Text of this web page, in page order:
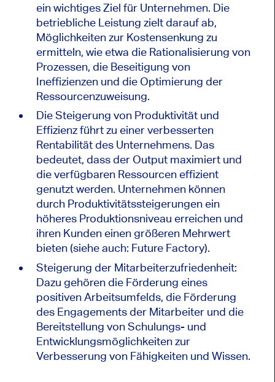
ein wichtiges Ziel für Unternehmen. Die
betriebliche Leistung zielt darauf ab,
Möglichkeiten zur Kostensenkung zu
ermitteln, wie etwa die Rationalisierung von
Prozessen, die Beseitigung von
Ineffizienzen und die Optimierung der
Ressourcenzuweisung.
Die Steigerung von Produktivität und
Effizienz führt zu einer verbesserten
Rentabilität des Unternehmens. Das
bedeutet, dass der Output maximiert und
die verfügbaren Ressourcen effizient
genutzt werden. Unternehmen können
durch Produktivitätssteigerungen ein
höheres Produktionsniveau erreichen und
ihren Kunden einen größeren Mehrwert
bieten (siehe auch: Future Factory).
Steigerung der Mitarbeiterzufriedenheit:
Dazu gehören die Förderung eines
positiven Arbeitsumfelds, die Förderung
des Engagements der Mitarbeiter und die
Bereitstellung von Schulungs- und
Entwicklungsmöglichkeiten zur
Verbesserung von Fähigkeiten und Wissen.